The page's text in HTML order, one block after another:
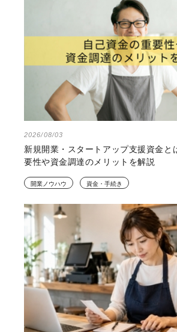
2026/08/03
新規開業・スタートアップ支援資金と
要性や資金調達のメリットを解説
開業ノウハウ 資金・手続き